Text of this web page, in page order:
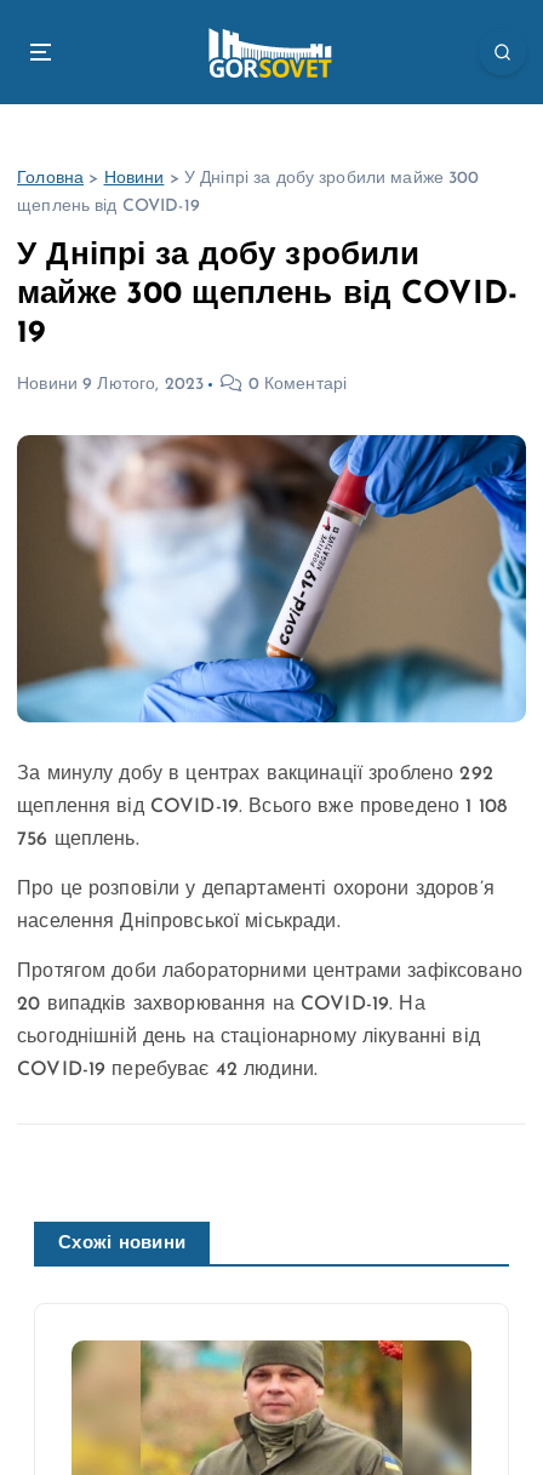
Головна > Новини > У Дніпрі за добу зробили майже 300
щеплень від COVID-19
У Дніпрі за добу зробили
майже 300 щеплень від COVID-
19
Новини 9 Лютого, 2023 0 Коментарі
За минулу добу в центрах вакцинації зроблено 292
щеплення від COVID-19. Всього вже проведено 1 108
756 щеплень.
Про це розповіли у департаменті охорони здоров’я
населення Дніпровської міськради.
Протягом доби лабораторними центрами зафіксовано
20 випадків захворювання на COVID-19. На
сьогоднішній день на стаціонарному лікуванні від
COVID-19 перебуває 42 людини.
Схожі новини